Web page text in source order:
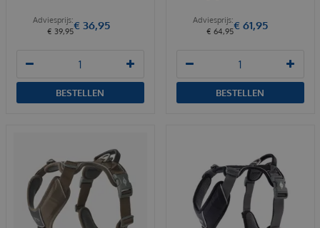
€ 39,95€ 36,95
BESTELLEN
€ 64,95€ 61,95
BESTELLEN